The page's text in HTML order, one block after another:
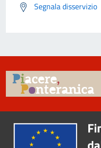
Segnala disservizio